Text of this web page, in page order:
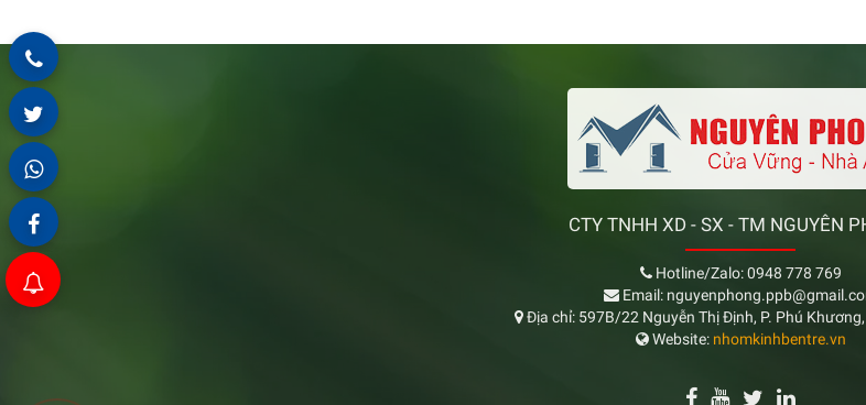
CTY TNHH XD - SX - TM NGUYÊN
Hotline/Zalo: 0948 778 769
Email:
Địa chỉ: 597B/22 Nguyễn Thị Định, P. Phú
Website: nhomkinhbentre.vn